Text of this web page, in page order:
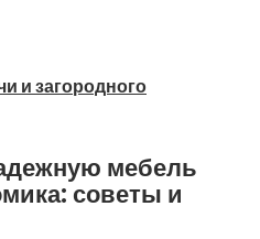
и загородного
мебель
советы и